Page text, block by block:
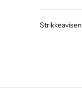
Strikkeavisen